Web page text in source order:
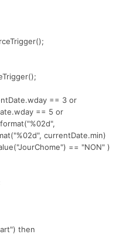
== 3 or
== 5 or
currentDate.min)
== "NON" )
then